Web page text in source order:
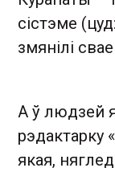
сістэме
змянілі
А ў людзей
рэдактарку
якая,